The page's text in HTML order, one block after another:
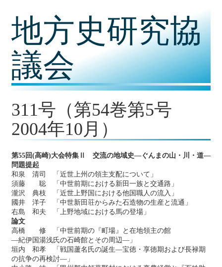
地方史研究協
議会
311号（第54巻第5号
2004年10月）
第55回(高崎)大会特集Ⅱ 交流の地域史―ぐんまの山・川・道―
問題提起
和泉 清司 「近世上州の領主支配について」
須藤 聡 「中世前期における新田一族と交通路」
瀧沢 典枝 「近世上野国における他国職人の流入」
國井 洋子 「中世新田荘からみた石造物の生産と流通」
右島 和夫 「上野地域における馬の登場」
論文
高橋 修 「中世前期の『町場』と在地領主の館
―紀伊国湯浅氏の石崎館とその周辺―」
垣内 和孝 「戦国蘆名氏の誕生―宝徳・享徳期および長禄期
の抗争の再検討―」